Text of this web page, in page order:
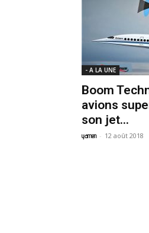
- A LA UNE
Boom
avions
son jet...
yamen - 12 août 2018